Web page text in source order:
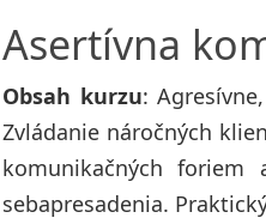
Asertívna
Obsah kurzu:
Zvládanie náročných
komunikačných foriem
sebapresadenia.